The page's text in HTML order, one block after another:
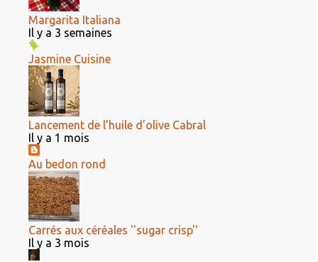
Margarita Italiana
Il y a 3 semaines
Jasmine Cuisine
Lancement de l’huile d’olive Cabral
Il y a 1 mois
Au bedon rond
Carrés aux céréales ''sugar crisp''
Il y a 3 mois